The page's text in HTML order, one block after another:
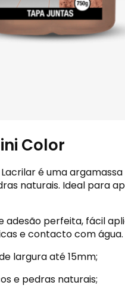
Color
Lacrilar é uma
naturais. Ideal para
perfeita, fácil
e contacto com água.
largura até 15mm;
e pedras naturais;